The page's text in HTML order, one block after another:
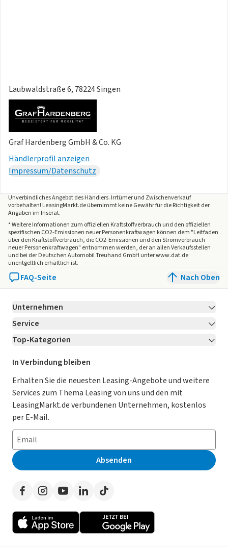
Laubwaldstraße 6, 78224 Singen
Graf Hardenberg GmbH & Co. KG
Händlerprofil anzeigen
Impressum/Datenschutz
Unverbindliches Angebot desHändlers. Irrtümer und Zwischenverkauf
vorbehalten! LeasingMarkt.de übernimmt keine Gewähr für die Richtigkeit der
Angaben im Inserat.
* Weitere Informationen zum offiziellen Kraftstoffverbrauch und den offiziellen
spezifischen CO2-Emissionen neuer Personenkraftwagen können dem "Leitfaden
über den Kraftstoffverbrauch, die CO2-Emissionen und den Stromverbrauch
neuer Personenkraftwagen" entnommen werden, der an allen Verkaufsstellen
und bei der Deutschen Automobil Treuhand GmbH unter www.dat.de
unentgeltlich erhältlich ist.
FAQ-Seite Nach Oben
Unternehmen
Über LeasingMarkt.de
Karriere Jetzt bewerben!
Für Händler
Kooperation mit AutoScout24
AGB
Datenschutz
Impressum
Erklärung zur Barrierefreiheit
Presse
Service
Kontakt
Ratgeber
Magazin
Datenschutz-Einstellungen
So funktioniert’s
Häufig gestellte Fragen
Leasing-Lexikon
Auto-Tests
Werben auf LeasingMarkt.de
Top-Kategorien
Leasing Deals
Gebrauchtwagen Leasing
Leasing ohne Anzahlung
E-Auto Leasing
Privatleasing
Leasing-Vergleiche
Herstellerverzeichnis
Händlerverzeichnis
In Verbindung bleiben
Erhalten Sie die neuesten Leasing-Angebote und weitere
Services zum Thema Leasing von uns und den mit
LeasingMarkt.de verbundenen Unternehmen, kostenlos
per E-Mail.
Absenden